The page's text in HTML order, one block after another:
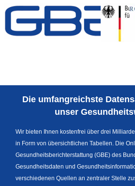
Zum Inhalt
Sprachumschaltung
Die umfangreichste
unser
Wir bieten Ihnen kostenfrei über drei
in Form von übersichtlichen Tabellen. Die
Gesundheitsberichterstattung (GBE) des
Gesundheitsdaten und
verschiedenen Quellen an zentraler Stelle